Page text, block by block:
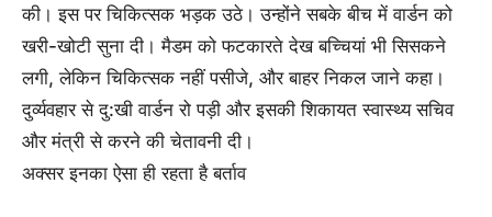
की। इस पर चिकित्सक भड़क उठे। उन्होंने सबके बीच में वार्डन को
खरी-खोटी सुना दी। मैडम को फटकारते देख बच्चियां भी सिसकने
लगी, लेकिन चिकित्सक नहीं पसीजे, और बाहर निकल जाने कहा।
दुर्व्यवहार से दु:खी वार्डन रो पड़ी और इसकी शिकायत स्वास्थ्य सचिव
और मंत्री से करने की चेतावनी दी।
अक्सर इनका ऐसा ही रहता है बर्ताव